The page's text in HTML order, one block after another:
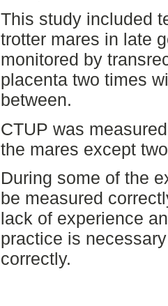
This study included
trotter mares in late
monitored by
placenta two times
between.
CTUP was
the mares except
During some of the
be measured
lack of experience
practice is
correctly.